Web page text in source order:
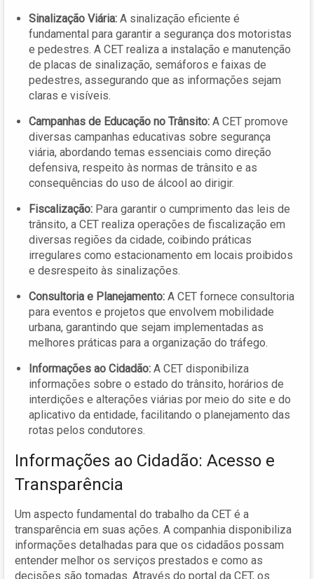
Sinalização Viária: A sinalização eficiente é
fundamental para garantir a segurança dos motoristas
e pedestres. A CET realiza a instalação e manutenção
de placas de sinalização, semáforos e faixas de
pedestres, assegurando que as informações sejam
claras e visíveis.
Campanhas de Educação no Trânsito: A CET promove
diversas campanhas educativas sobre segurança
viária, abordando temas essenciais como direção
defensiva, respeito às normas de trânsito e as
consequências do uso de álcool ao dirigir.
Fiscalização: Para garantir o cumprimento das leis de
trânsito, a CET realiza operações de fiscalização em
diversas regiões da cidade, coibindo práticas
irregulares como estacionamento em locais proibidos
e desrespeito às sinalizações.
Consultoria e Planejamento: A CET fornece consultoria
para eventos e projetos que envolvem mobilidade
urbana, garantindo que sejam implementadas as
melhores práticas para a organização do tráfego.
Informações ao Cidadão: A CET disponibiliza
informações sobre o estado do trânsito, horários de
interdições e alterações viárias por meio do site e do
aplicativo da entidade, facilitando o planejamento das
rotas pelos condutores.
Informações ao Cidadão: Acesso e
Transparência
Um aspecto fundamental do trabalho da CET é a
transparência em suas ações. A companhia disponibiliza
informações detalhadas para que os cidadãos possam
entender melhor os serviços prestados e como as
decisões são tomadas. Através do portal da CET, os